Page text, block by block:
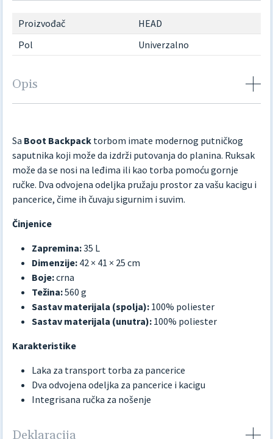
Proizvođač
HEAD
Pol
Univerzalno
Opis
Sa Boot Backpack torbom imate modernog putničkog
saputnika koji može da izdrži putovanja do planina. Ruksak
može da se nosi na leđima ili kao torba pomoću gornje
ručke. Dva odvojena odeljka pružaju prostor za vašu kacigu i
pancerice, čime ih čuvaju sigurnim i suvim.
Činjenice
Zapremina:35 L
Dimenzije: 42 × 41 × 25 cm
Boje:crna
Težina:560 g
Sastav materijala (spolja): 100% poliester
Sastav materijala (unutra): 100% poliester
Karakteristike
Laka za transport torba za pancerice
Dva odvojena odeljka za pancerice i kacigu
Integrisana ručka za nošenje
Deklaracija